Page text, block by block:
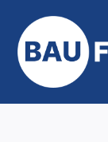
Inhalt
springen